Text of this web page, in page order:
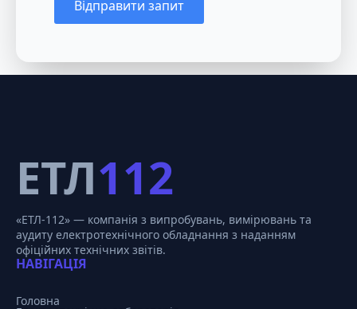
Відправити запит
ЕТЛ112
«ЕТЛ-112» — компанія з випробувань, вимірювань та
аудиту електротехнічного обладнання з наданням
офіційних технічних звітів.
НАВІГАЦІЯ
Головна